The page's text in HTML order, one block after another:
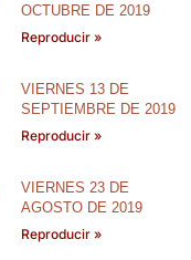
OCTUBRE DE 2019
Reproducir »
VIERNES 13 DE
SEPTIEMBRE DE 2019
Reproducir »
VIERNES 23 DE
AGOSTO DE 2019
Reproducir »